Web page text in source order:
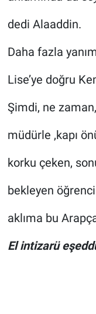
dedi Alaaddin.
Daha fazla
Lise’ye doğru
Şimdi, ne
müdürle ,kapı
korku çeken,
bekleyen
aklıma bu
El intizarü